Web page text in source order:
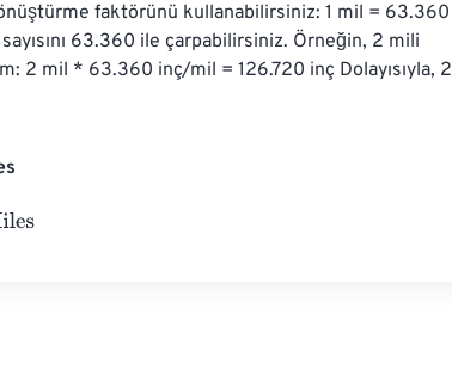
faktörünü kullanabilirsiniz: 1 mil = 63.360
63.360 ile çarpabilirsiniz. Örneğin, 2 mili
2 mil * 63.360 inç/mil = 126.720 inç Dolayısıyla, 2